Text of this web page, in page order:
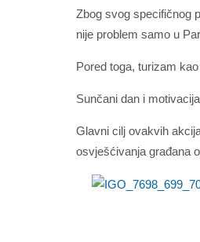
Zbog svog specifičnog
nije problem samo u
Pored toga, turizam
Sunčani dan i
Glavni cilj ovakvih
osvješćivanja građana